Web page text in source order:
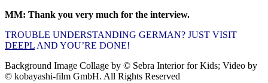
MM: Thank you very much for the interview.
TROUBLE UNDERSTANDING GERMAN? JUST VISIT
DEEPL AND YOU’RE DONE!
Background Image Collage by © Sebra Interior for Kids; Video by
© kobayashi-film GmbH. All Rights Reserved